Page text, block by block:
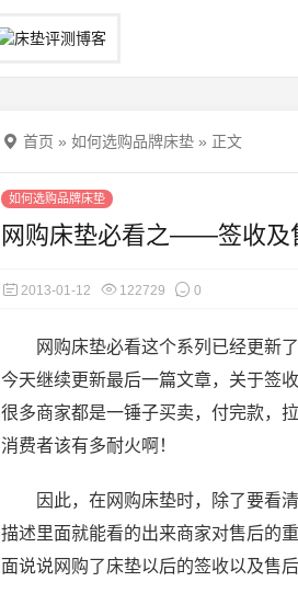
首页 » 如何选购品牌床垫 » 正文
如何选购品牌床垫
网购床垫必看之——签收及
2013-01-12 122729 0
网购床垫必看这个系列已经更新
今天继续更新最后一篇文章，关于签
很多商家都是一锤子买卖，付完款，
消费者该有多耐火啊！
因此，在网购床垫时，除了要看
描述里面就能看的出来商家对售后的
面说说网购了床垫以后的签收以及售后